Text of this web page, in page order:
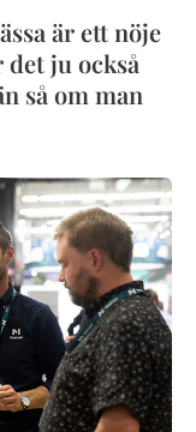
är ett nöje
det ju också
så om man